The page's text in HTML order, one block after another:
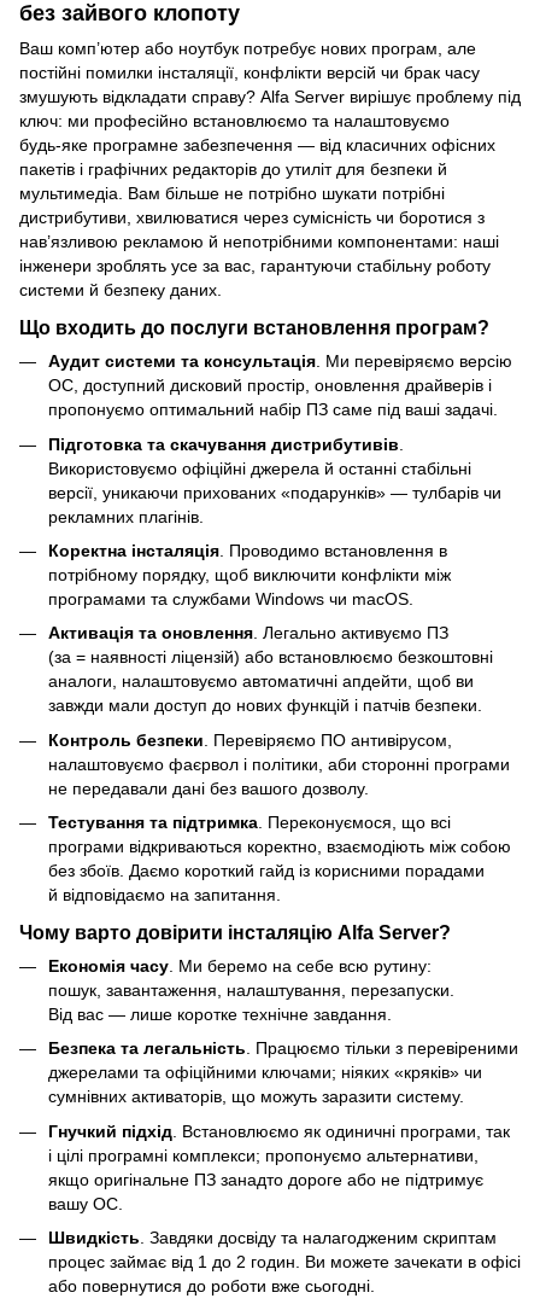
без зайвого клопоту
Ваш комп’ютер або ноутбук потребує нових програм, але
постійні помилки інсталяції, конфлікти версій чи брак часу
змушують відкладати справу? Alfa Server вирішує проблему під
ключ: ми професійно встановлюємо та налаштовуємо
будь‑яке програмне забезпечення — від класичних офісних
пакетів і графічних редакторів до утиліт для безпеки й
мультимедіа. Вам більше не потрібно шукати потрібні
дистрибутиви, хвилюватися через сумісність чи боротися з
нав’язливою рекламою й непотрібними компонентами: наші
інженери зроблять усе за вас, гарантуючи стабільну роботу
системи й безпеку даних.
Що входить до послуги встановлення програм?
Аудит системи та консультація . Ми перевіряємо версію
ОС, доступний дисковий простір, оновлення драйверів і
пропонуємо оптимальний набір ПЗ саме під ваші задачі.
Підготовка та скачування дистрибутивів
Використовуємо офіційні джерела й останні стабільні
версії, уникаючи прихованих «подарунків» — тулбарів чи
рекламних плагінів.
Коректна інсталяція . Проводимо встановлення в
потрібному порядку, щоб виключити конфлікти між
програмами та службами Windows чи macOS.
Активація та оновлення. Легально активуємо ПЗ
(за = наявності ліцензій) або встановлюємо безкоштовні
аналоги, налаштовуємо автоматичні апдейти, щоб ви
завжди мали доступ до нових функцій і патчів безпеки.
Контроль безпеки . Перевіряємо ПО антивірусом,
налаштовуємо фаєрвол і політики, аби сторонні програми
не передавали дані без вашого дозволу.
Тестування та підтримка . Переконуємося, що всі
програми відкриваються коректно, взаємодіють між собою
без збоїв. Даємо короткий гайд із корисними порадами
й відповідаємо на запитання.
Чому варто довірити інсталяцію Alfa Server?
Економія часу . Ми беремо на себе всю рутину:
пошук, завантаження, налаштування, перезапуски.
Від вас — лише коротке технічне завдання.
Безпека та легальність. Працюємо тільки з перевіреними
джерелами та офіційними ключами; ніяких «кряків» чи
сумнівних активаторів, що можуть заразити систему.
Гнучкий підхід . Встановлюємо як одиничні програми, так
і цілі програмні комплекси; пропонуємо альтернативи,
якщо оригінальне ПЗ занадто дороге або не підтримує
вашу ОС.
Швидкість . Завдяки досвіду та налагодженим скриптам
процес займає від 1 до 2 годин. Ви можете зачекати в офісі
або повернутися до роботи вже сьогодні.